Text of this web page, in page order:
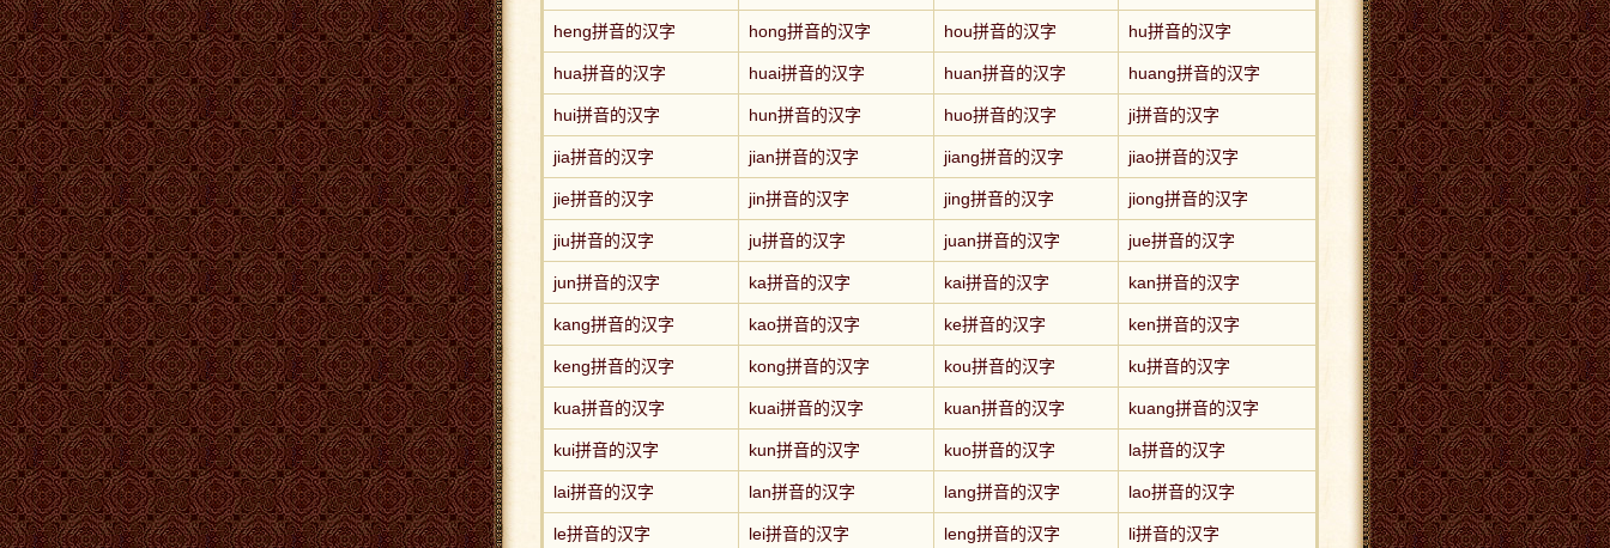
heng拼音的汉字 hong拼音的汉字 hou拼音的汉字 hu拼音的汉字
hua拼音的汉字 huai拼音的汉字 huan拼音的汉字 huang拼音的汉字
hui拼音的汉字 hun拼音的汉字 huo拼音的汉字 ji拼音的汉字
jia拼音的汉字 jian拼音的汉字 jiang拼音的汉字 jiao拼音的汉字
jie拼音的汉字 jin拼音的汉字 jing拼音的汉字 jiong拼音的汉字
jiu拼音的汉字 ju拼音的汉字 juan拼音的汉字 jue拼音的汉字
jun拼音的汉字 ka拼音的汉字 kai拼音的汉字 kan拼音的汉字
kang拼音的汉字 kao拼音的汉字 ke拼音的汉字 ken拼音的汉字
keng拼音的汉字 kong拼音的汉字 kou拼音的汉字 ku拼音的汉字
kua拼音的汉字 kuai拼音的汉字 kuan拼音的汉字 kuang拼音的汉字
kui拼音的汉字 kun拼音的汉字 kuo拼音的汉字 la拼音的汉字
lai拼音的汉字 lan拼音的汉字 lang拼音的汉字 lao拼音的汉字
le拼音的汉字 lei拼音的汉字 leng拼音的汉字 li拼音的汉字